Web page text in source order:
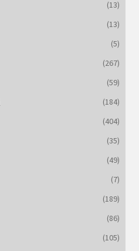
(13)
(13)
(5)
(267)
(59)
(184)
(404)
(35)
(49)
(7)
(189)
(86)
(105)